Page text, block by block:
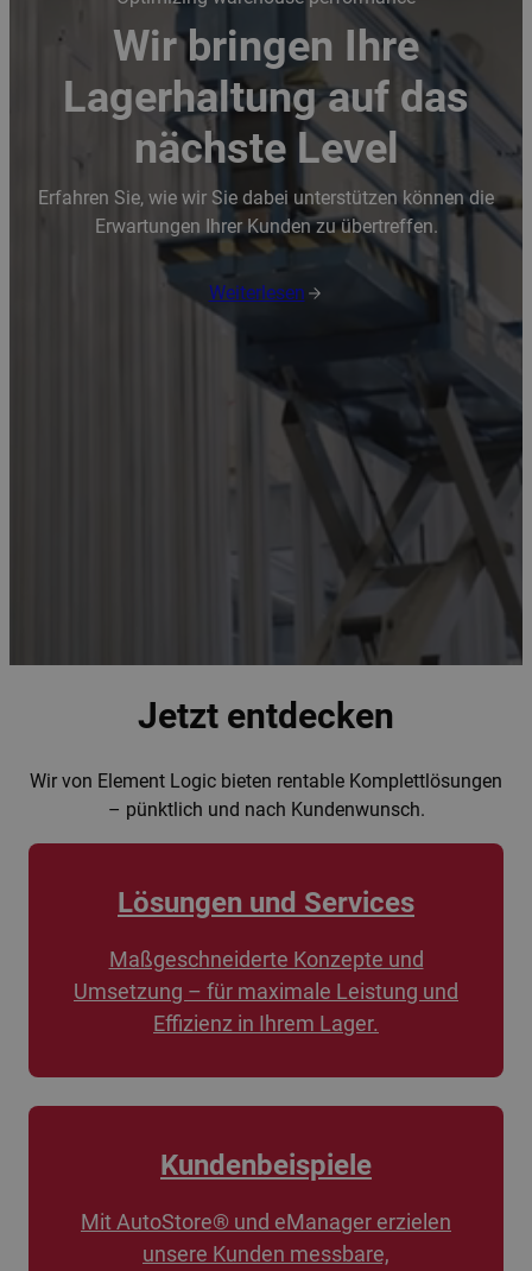
Wir bringen Ihre
Lagerhaltung auf das
nächste Level
Erfahren Sie, wie wir Sie dabei unterstützen können die
Erwartungen Ihrer Kunden zu übertreffen.
Weiterlesen
Jetzt entdecken
Wir von Element Logic bieten rentable Komplettlösungen
– pünktlich und nach Kundenwunsch.
Lösungen und Services
Maßgeschneiderte Konzepte und
Umsetzung – für maximale Leistung und
Effizienz in Ihrem Lager.
Kundenbeispiele
Mit AutoStore® und eManager erzielen
unsere Kunden messbare,